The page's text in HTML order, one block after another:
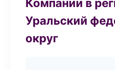
Компании в
Уральский
округ